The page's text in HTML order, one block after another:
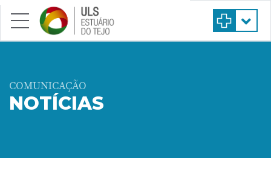
Saltar para conteúdo principal
COMUNICAÇÃO
NOTÍCIAS